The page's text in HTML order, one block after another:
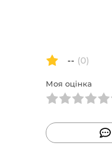
-- (0)
Моя оцінка